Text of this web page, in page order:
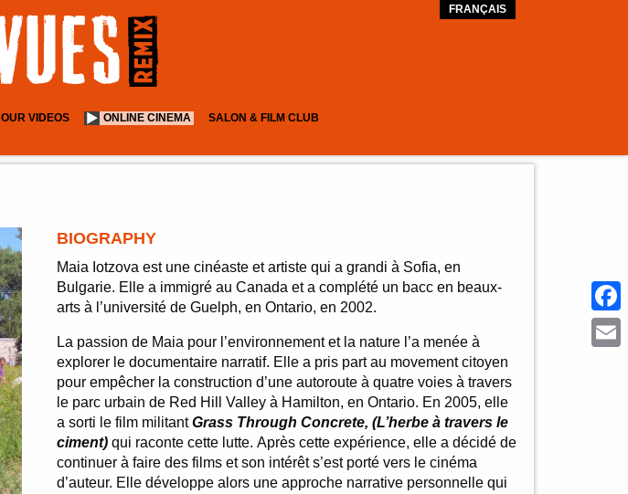
FRANÇAIS
OUR VIDEOS ONLINE CINEMA SALON & FILM CLUB
BIOGRAPHY
Maia Iotzova est une cinéaste et artiste qui a grandi à Sofia, en
Bulgarie. Elle a immigré au Canada et a complété un bacc en beaux-
arts à l’université de Guelph, en Ontario, en 2002.
La passion de Maia pour l’environnement et la nature l’a menée à
explorer le documentaire narratif. Elle a pris part au movement citoyen
pour empêcher la construction d’une autoroute à quatre voies à travers
le parc urbain de Red Hill Valley à Hamilton, en Ontario. En 2005, elle
a sorti le film militantGrass Through Concrete, (L’herbe à travers le
ciment) qui raconte cette lutte. Après cette expérience, elle a décidé de
continuer à faire des films et son intérêt s’est porté vers le cinéma
d’auteur. Elle développe alors une approche narrative personnelle qui